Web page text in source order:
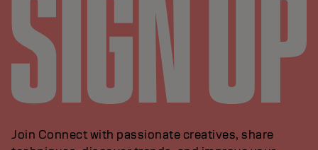
Join Connect with passionate creatives, share